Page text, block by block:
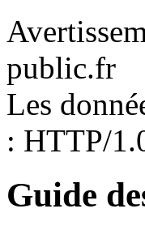
public.fr
Les
: HTTP/
Guide